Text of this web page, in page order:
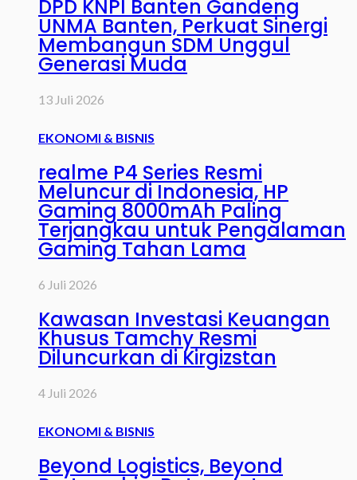
DPD KNPI Banten Gandeng
UNMA Banten, Perkuat Sinergi
Membangun SDM Unggul
Generasi Muda
13 Juli 2026
EKONOMI & BISNIS
realme P4 Series Resmi
Meluncur di Indonesia, HP
Gaming 8000mAh Paling
Terjangkau untuk Pengalaman
Gaming Tahan Lama
6 Juli 2026
Kawasan Investasi Keuangan
Khusus Tamchy Resmi
Diluncurkan di Kirgizstan
4 Juli 2026
EKONOMI & BISNIS
Beyond Logistics, Beyond